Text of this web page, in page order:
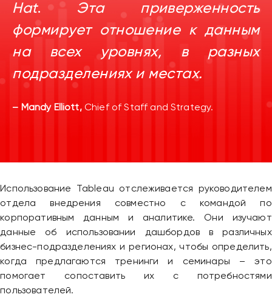
Hat. Эта приверженность
формирует отношение к данным
на всех уровнях, в разных
подразделениях и местах.
– Mandy Elliott, Chief of Staff and Strategy.
Использование Tableau отслеживается руководителем
отдела внедрения совместно с командой по
корпоративным данным и аналитике. Они изучают
данные об использовании дашбордов в различных
бизнес-подразделениях и регионах, чтобы определить,
когда предлагаются тренинги и семинары – это
помогает сопоставить их с потребностями
пользователей.